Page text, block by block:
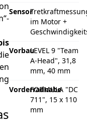
Sensor
im Motor +
VorbauLEVEL 9 "Team
A-Head", 31,8
mm, 40 mm
Vorderradnabe
FORMULA "DC
711", 15 x 110
mm